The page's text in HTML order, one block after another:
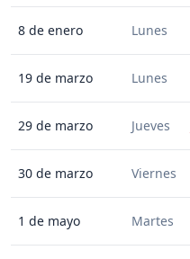
8 de enero Lunes
19 de marzo Lunes
29 de marzo Jueves
30 de marzo Viernes
1 de mayo Martes